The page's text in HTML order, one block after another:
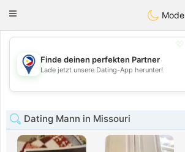
Philippines Chat
Toggle
Mode
💖
💕
Finde deinen perfekten Partner
Lade jetzt unsere Dating-App herunter!
Dating Mann in Missouri